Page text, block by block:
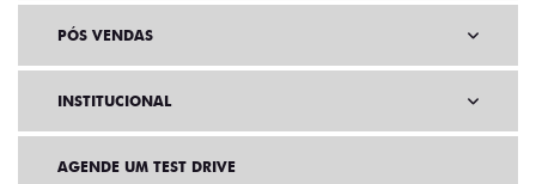
PÓS VENDAS
INSTITUCIONAL
AGENDE UM TEST DRIVE